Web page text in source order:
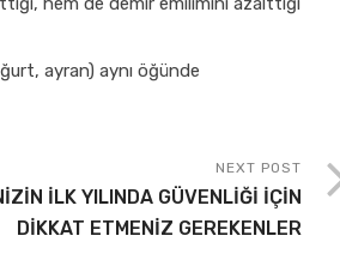
ayran) aynı öğünde
NEXT POST
İLK YILINDA GÜVENLİĞİ İÇİN
DİKKAT ETMENİZ GEREKENLER